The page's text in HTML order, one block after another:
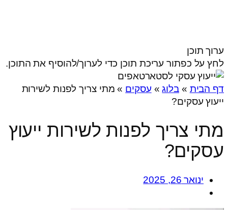
ערוך תוכן
לחץ על כפתור עריכת תוכן כדי לערוך/להוסיף את התוכן.
דף הבית »בלוג» עסקים » מתי צריך לפנות לשירות
ייעוץ עסקים?
מתי צריך לפנות לשירות ייעוץ
עסקים?
ינואר 26, 2025